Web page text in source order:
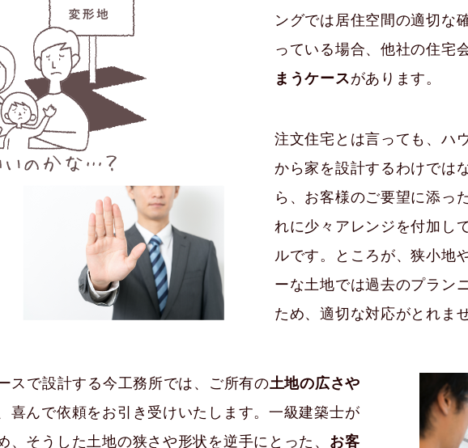
ングでは居住空間の適切な
っている場合、他社の住宅
まうケースがあります。
注文住宅とは言っても、ハ
から家を設計するわけでは
ら、お客様のご要望に添っ
れに少々アレンジを付加し
ルです。ところが、狭小地
ーな土地では過去のプラン
ため、適切な対応がとれま
スで設計する今工務所では、ご所有の土地の広さや
喜んで依頼をお引き受けいたします。一級建築士が
、そうした土地の狭さや形状を逆手にとった、 お客